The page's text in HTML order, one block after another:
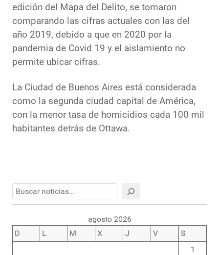
edición del Mapa del Delito, se tomaron
comparando las cifras actuales con las del
año 2019, debido a que en 2020 por la
pandemia de Covid 19 y el aislamiento no
permite ubicar cifras.
La Ciudad de Buenos Aires está considerada
como la segunda ciudad capital de América,
con la menor tasa de homicidios cada 100 mil
habitantes detrás de Ottawa.
Buscar
agosto 2026
D
L M X J V
S
1